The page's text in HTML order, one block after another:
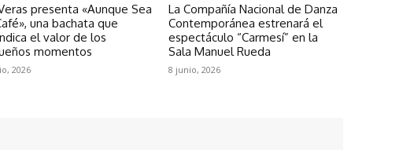
presenta «Aunque Sea
una bachata que
el valor de los
momentos
2026
La Compañía Nacional de Danza
Contemporánea estrenará el
espectáculo “Carmesí” en la
Sala Manuel Rueda
8 junio, 2026